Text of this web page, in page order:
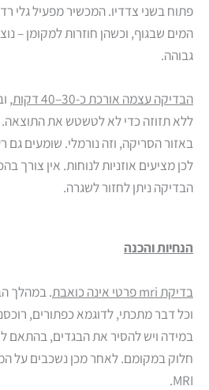
פתוח בשני צדדיו. המכשיר מפעיל גלי
המים שבגוף, וכשהן חוזרות למקומן –
גבוהה.
הבדיקה עצמה אורכת כ-30–40 דקות
,
ללא תזוזה כדי לא לטשטש את התוצאה.
באזור הסריקה, וזה נורמלי. שומעים גם
לכן מציעים אוזניות לנוחות. אין צורך
הבדיקה ניתן לחזור לשגרה.
הנחיות והכנה
בדיקת mri פרטי אינה כואבת
. במהלך
וכל דבר מתכתי, לדוגמא כפתורים,
במידה ויש להסיר את הבגדים, בהתאם
חלוק במקומם. לאחר מכן נשכבים על
MRI.